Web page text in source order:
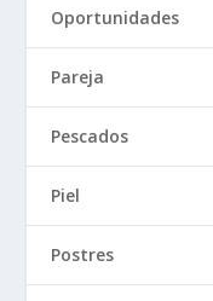
Oportunidades
Pareja
Pescados
Piel
Postres